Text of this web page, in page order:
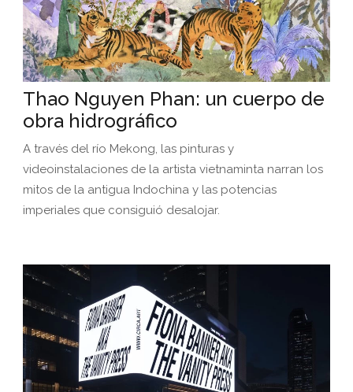
Thao Nguyen Phan: un cuerpo de
obra hidrográfico
A través del río Mekong, las pinturas y
videoinstalaciones de la artista vietnaminta narran los
mitos de la antigua Indochina y las potencias
imperiales que consiguió desalojar.